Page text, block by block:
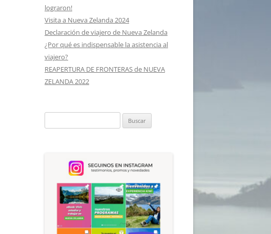
lograron!
Visita a Nueva Zelanda 2024
Declaración de viajero de Nueva Zelanda
¿Por qué es indispensable la asistencia al
viajero?
REAPERTURA DE FRONTERAS de NUEVA
ZELANDA 2022